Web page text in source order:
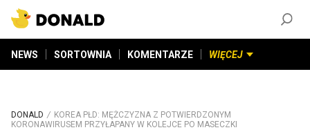
NEWS SORTOWNIA KOMENTARZE WIĘCEJ
DONALD
KOREA PŁD: MĘŻCZYZNA Z POTWIERDZONYM
KORONAWIRUSEM PRZYŁAPANY W KOLEJCE PO MASECZKI